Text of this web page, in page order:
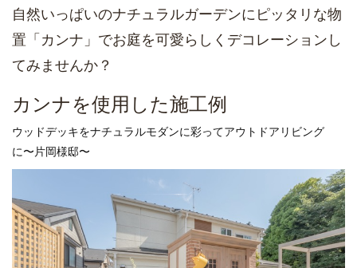
自然いっぱいのナチュラルガーデンにピッタリな物
置「カンナ」でお庭を可愛らしくデコレーションし
てみませんか？
カンナを使用した施工例
ウッドデッキをナチュラルモダンに彩ってアウトドアリビング
に〜片岡様邸〜